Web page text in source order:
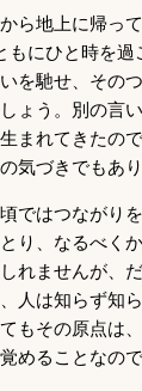
ら地上に帰っ
もにひと時を
を馳せ、その
ょう。別の言
まれてきたの
気づきでもあり
ではつながり
り、なるべく
れませんが、
人は知らず知
もその原点は
めることなので